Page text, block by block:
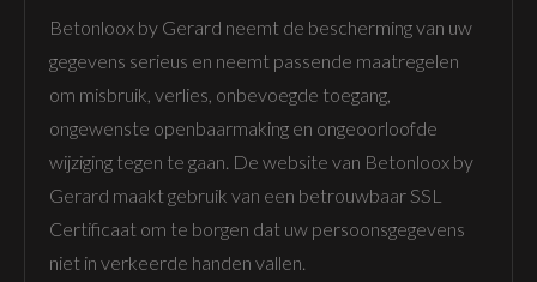
Betonloox by Gerard neemt de bescherming van uw
gegevens serieus en neemt passende maatregelen
om misbruik, verlies, onbevoegde toegang,
ongewenste openbaarmaking en ongeoorloofde
wijziging tegen te gaan. De website van Betonloox by
Gerard maakt gebruik van een betrouwbaar SSL
Certificaat om te borgen dat uw persoonsgegevens
niet in verkeerde handen vallen.